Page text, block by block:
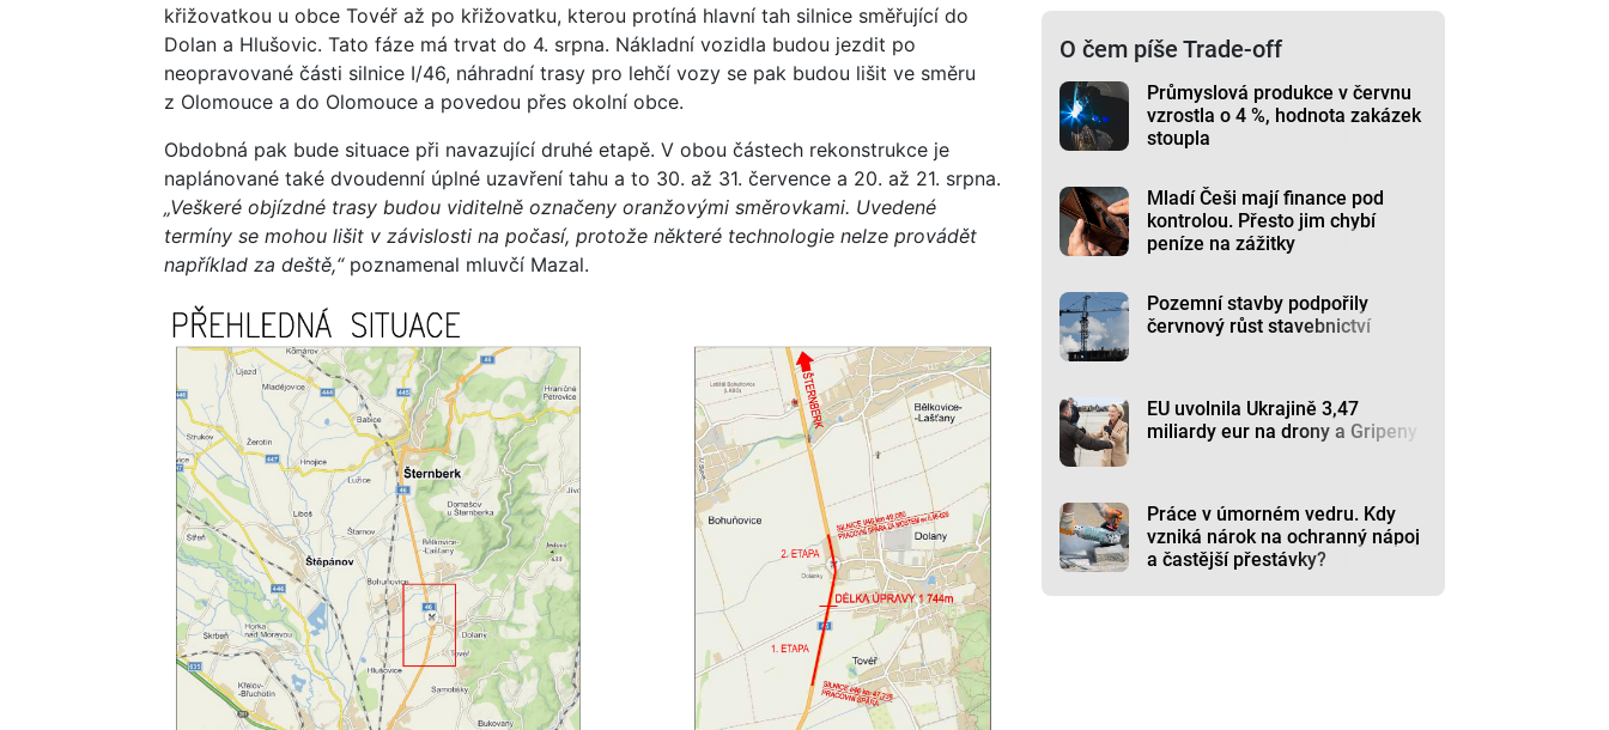
křižovatkou u obce Tovéř až po křižovatku, kterou protíná hlavní tah silnice směřující do
Dolan a Hlušovic. Tato fáze má trvat do 4. srpna. Nákladní vozidla budou jezdit po
neopravované části silnice I/46, náhradní trasy pro lehčí vozy se pak budou lišit ve směru
z Olomouce a do Olomouce a povedou přes okolní obce.
Obdobná pak bude situace při navazující druhé etapě. V obou částech rekonstrukce je
naplánované také dvoudenní úplné uzavření tahu a to 30. až 31. července a 20. až 21. srpna.
„Veškeré objízdné trasy budou viditelně označeny oranžovými směrovkami. Uvedené
termíny se mohou lišit v závislosti na počasí, protože některé technologie nelze provádět
například za deště,“ poznamenal mluvčí Mazal.
O čem píše Trade-off
Průmyslová produkce v červnu
vzrostla o 4 %, hodnota zakázek
stoupla
Mladí Češi mají finance pod
kontrolou. Přesto jim chybí
peníze na zážitky
Pozemní stavby podpořily
červnový růst stavebnictví
EU uvolnila Ukrajině 3,47
miliardy eur na drony a Gripeny
Práce v úmorném vedru. Kdy
vzniká nárok na ochranný nápoj
a častější přestávky?